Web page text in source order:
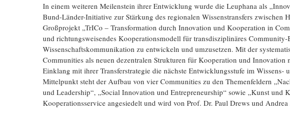
In einem weiteren Meilenstein ihrer Entwicklung wurde die Leuphana als
Bund-Länder-Initiative zur Stärkung des regionalen Wissenstransfers zwischen
Großprojekt „TrICo – Transformation durch Innovation und Kooperation in
und richtungsweisendes Kooperationsmodell für transdisziplinäres
Wissenschaftskommunikation zu entwickeln und umzusetzen. Mit der
Communities als neuen dezentralen Strukturen für Kooperation und
Einklang mit ihrer Transferstrategie die nächste Entwicklungsstufe im
Mittelpunkt steht der Aufbau von vier Communities zu den Themenfeldern
und Leadership“, „Social Innovation und Entrepreneurship“ sowie „Kunst und
Kooperationsservice angesiedelt und wird von Prof. Dr. Paul Drews und Andrea